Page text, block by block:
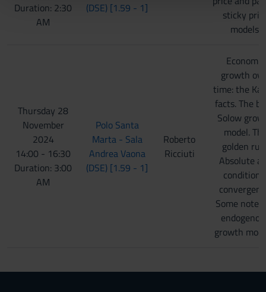
pubblicità e social media, i quali potrebbero combinarle
con altre informazioni che hai fornito loro o che hanno
Duration: 2:30
AM
(DSE) [1.59 - 1]
sticky
models.
Thursday 28
November
2024
14:00 - 16:30
Duration: 3:00
AM
Polo Santa
Marta - Sala
Andrea Vaona
(DSE) [1.59 - 1]
Roberto
Ricciuti
Economic
growth
time: the
facts. The
Solow
model.
golden
Absolute
Some notes
growth